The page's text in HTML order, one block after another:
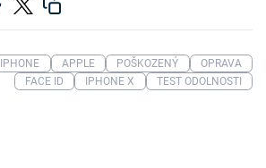
IPHONE APPLE POŠKOZENÝ
OPRAVA
FACE ID
IPHONE X TEST ODOLNOSTI